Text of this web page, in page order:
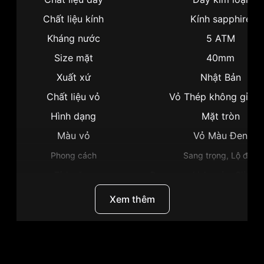
Chất liệu kính
Kính sapphire
Kháng nước
5 ATM
Size mặt
40mm
Xuất xứ
Nhật Bản
Chất liệu vỏ
Vỏ Thép không gỉ
Hình dạng
Mặt tròn
Màu vỏ
Vỏ Màu Đen
Phong cách
Sang trọng, Lộ đáy
Xem thêm